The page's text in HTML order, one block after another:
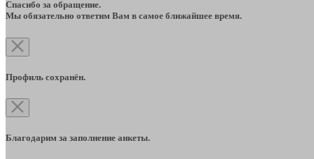
Спасибо за обращение.
Мы обязательно ответим Вам в самое ближайшее время.
Профиль сохранён.
Благодарим за заполнение анкеты.